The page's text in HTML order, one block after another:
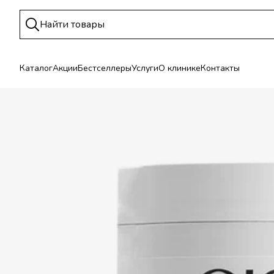
КаталогАкцииБестселлерыУслугиО клиникеКонтакты